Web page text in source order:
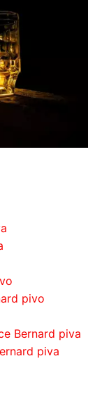
pivo
Bernard piva
piva